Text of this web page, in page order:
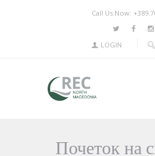
Call Us Now:
LOGIN
Почеток на